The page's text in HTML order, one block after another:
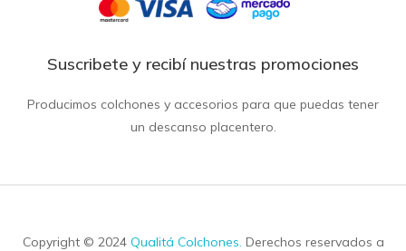
Suscribete y recibí nuestras promociones
Producimos colchones y accesorios para que puedas tener
un descanso placentero.
Copyright © 2024 Qualitá Colchones. Derechos reservados a